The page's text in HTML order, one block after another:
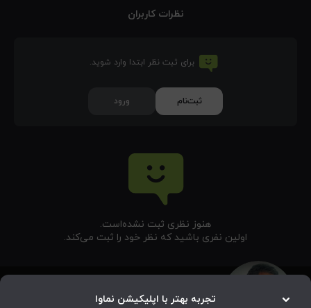
نظرات کاربران
برای ثبت نظر ابتدا وارد شوید.
ثبت‌نام ورود
هنوز نظری ثبت نشده‌‌است.
اولین نفری باشید که نظر خود را ثبت می‌کند.
تجربه بهتر با اپلیکیشن نماوا